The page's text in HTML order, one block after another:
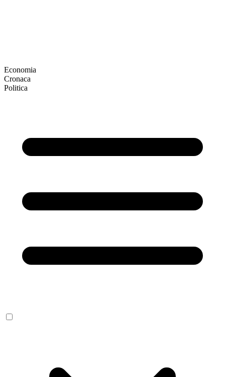
Economia
Cronaca
Politica